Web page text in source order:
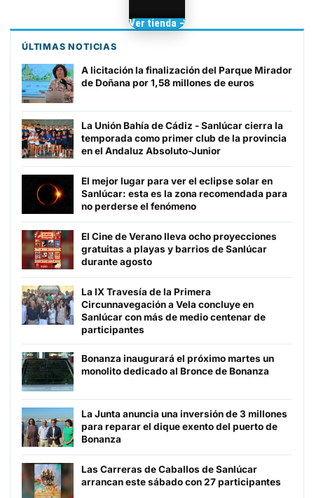
TIENDA DE
Camisetas de Sanlúcar
Ver tienda →
ÚLTIMAS NOTICIAS
A licitación la finalización del Parque Mirador
de Doñana por 1,58 millones de euros
La Unión Bahía de Cádiz - Sanlúcar cierra la
temporada como primer club de la provincia
en el Andaluz Absoluto-Junior
El mejor lugar para ver el eclipse solar en
Sanlúcar: esta es la zona recomendada para
no perderse el fenómeno
El Cine de Verano lleva ocho proyecciones
gratuitas a playas y barrios de Sanlúcar
durante agosto
La IX Travesía de la Primera
Circunnavegación a Vela concluye en
Sanlúcar con más de medio centenar de
participantes
Bonanza inaugurará el próximo martes un
monolito dedicado al Bronce de Bonanza
La Junta anuncia una inversión de 3 millones
para reparar el dique exento del puerto de
Bonanza
Las Carreras de Caballos de Sanlúcar
arrancan este sábado con 27 participantes